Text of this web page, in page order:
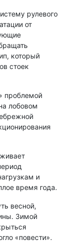
рулевого
от
который
стоек
проблемой
лобовом
и
время года.
весной,
Зимой
«повести».